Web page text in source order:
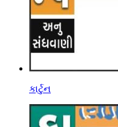
કાર્ટુન